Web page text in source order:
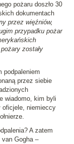
pożaru doszło 30
dokumentach
przez więźniów,
przypadku pożar
zostały
podpaleniem
przez siebie
wiadomo, kim byli
oficjele, niemieccy
A zatem
Gogha –